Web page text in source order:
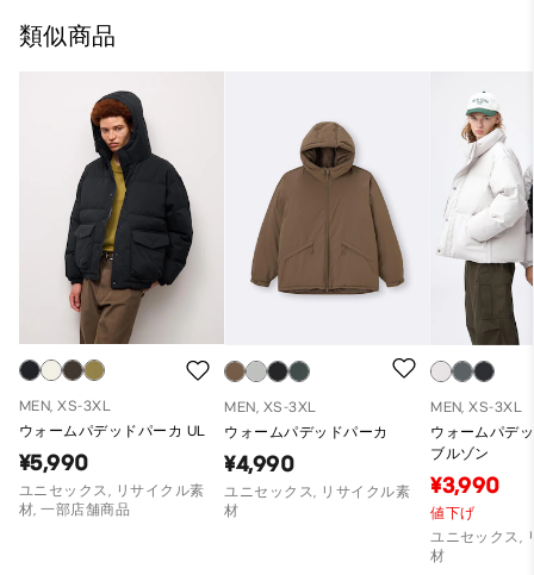
類似商品
MEN, XS-3XL
ウォームパデッドパーカ UL
¥5,990
ユニセックス, リサイクル素
材, 一部店舗商品
MEN, XS-3XL
ウォームパデッドパーカ
¥4,990
ユニセックス, リサイクル素
材
MEN, XS-3XL
ウォームパデ
ブルゾン
¥3,990
値下げ
ユニセックス,
材